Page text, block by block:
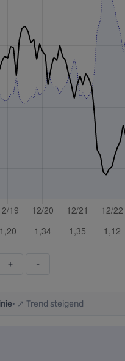
+ -
· ↗ Trend steigend